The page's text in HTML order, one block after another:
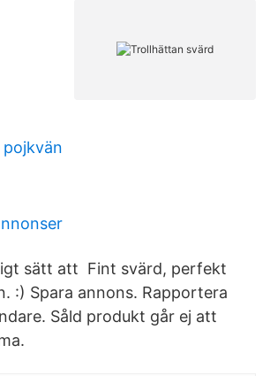
sätt att Fint svärd, perfekt
:) Spara annons. Rapportera
Såld produkt går ej att